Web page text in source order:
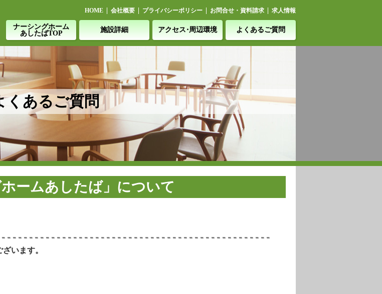
求人情報
お問合せ・資料請求
プライバシーポリシー
会社概要
HOME
ナーシングホーム
あしたばTOP
施設詳細 アクセス・周辺環境 よくあるご質問
くあるご質問
ホームあしたば」について
います。